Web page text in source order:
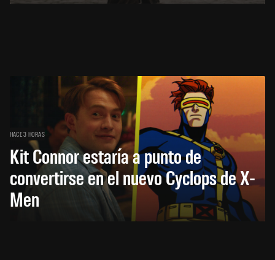
HACE 3 HORAS
Kit Connor estaría a punto de
convertirse en el nuevo Cyclops de X-
Men